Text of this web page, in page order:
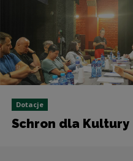
Dotacje
Schron dla Kultury